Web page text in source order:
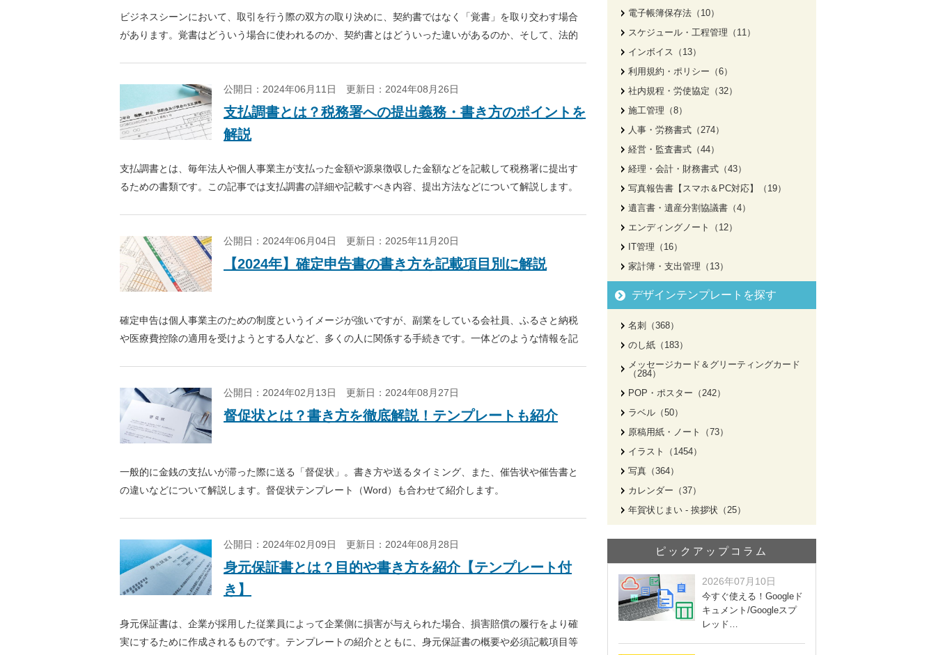
ビジネスシーンにおいて、取引を行う際の双方の取り決めに、契約書ではなく「覚書」を取り交わす場合
があります。覚書はどういう場合に使われるのか、契約書とはどういった違いがあるのか、そして、法的
公開日：2024年06月11日 更新日：2024年08月26日
支払調書とは？税務署への提出義務・書き方のポイントを
解説
支払調書とは、毎年法人や個人事業主が支払った金額や源泉徴収した金額などを記載して税務署に提出す
るための書類です。この記事では支払調書の詳細や記載すべき内容、提出方法などについて解説します。
公開日：2024年06月04日 更新日：2025年11月20日
【2024年】確定申告書の書き方を記載項目別に解説
確定申告は個人事業主のための制度というイメージが強いですが、副業をしている会社員、ふるさと納税
や医療費控除の適用を受けようとする人など、多くの人に関係する手続きです。一体どのような情報を記
公開日：2024年02月13日 更新日：2024年08月27日
督促状とは？書き方を徹底解説！テンプレートも紹介
一般的に金銭の支払いが滞った際に送る「督促状」。書き方や送るタイミング、また、催告状や催告書と
の違いなどについて解説します。督促状テンプレート（Word）も合わせて紹介します。
公開日：2024年02月09日 更新日：2024年08月28日
身元保証書とは？目的や書き方を紹介【テンプレート付
き】
身元保証書は、企業が採用した従業員によって企業側に損害が与えられた場合、損害賠償の履行をより確
実にするために作成されるものです。テンプレートの紹介とともに、身元保証書の概要や必須記載項目等
電子帳簿保存法（10）
スケジュール・工程管理（11）
インボイス（13）
利用規約・ポリシー（6）
社内規程・労使協定（32）
施工管理（8）
人事・労務書式（274）
経営・監査書式（44）
経理・会計・財務書式（43）
写真報告書【スマホ＆PC対応】（19）
遺言書・遺産分割協議書（4）
エンディングノート（12）
IT管理（16）
家計簿・支出管理（13）
デザインテンプレートを探す
名刺（368）
のし紙（183）
メッセージカード＆グリーティングカード
（284）
POP・ポスター（242）
ラベル（50）
原稿用紙・ノート（73）
イラスト（1454）
写真（364）
カレンダー（37）
年賀状じまい - 挨拶状（25）
ピックアップコラム
2026年07月10日
今すぐ使える！Googleド
キュメント/Googleスプ
レッド…